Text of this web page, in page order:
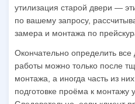
утилизация старой двери —
по вашему запросу,
замера и монтажа по
Окончательно определить
работы можно только после
монтажа, а иногда часть из
подготовке проёма к монтажу